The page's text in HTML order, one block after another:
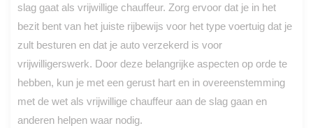
slag gaat als vrijwillige chauffeur. Zorg ervoor dat je in het
bezit bent van het juiste rijbewijs voor het type voertuig dat je
zult besturen en dat je auto verzekerd is voor
vrijwilligerswerk. Door deze belangrijke aspecten op orde te
hebben, kun je met een gerust hart en in overeenstemming
met de wet als vrijwillige chauffeur aan de slag gaan en
anderen helpen waar nodig.